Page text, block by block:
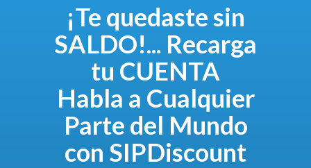
¡Te quedaste sin
SALDO!... Recarga
tu CUENTA
Habla a Cualquier
Parte del Mundo
con SIPDiscount